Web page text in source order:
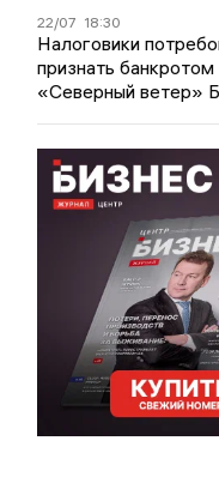
22/07 18:30
Налоговики
признать
«Северный ветер»